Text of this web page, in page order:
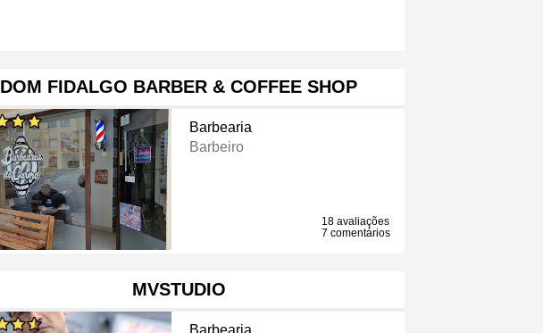
DOM FIDALGO BARBER & COFFEE SHOP
Barbearia
Barbeiro
18 avaliações
7 comentários
MVSTUDIO